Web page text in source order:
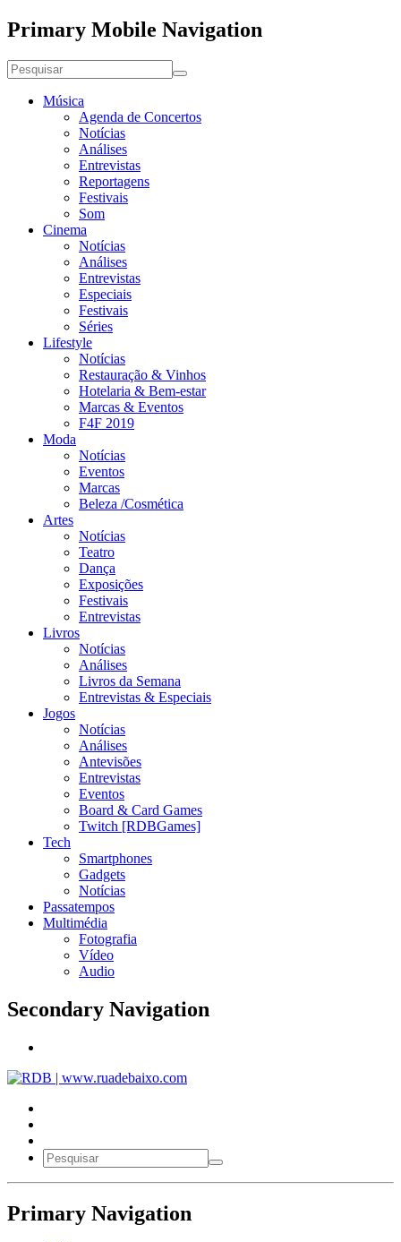
Primary Mobile Navigation
Música
Agenda de Concertos
Notícias
Análises
Entrevistas
Reportagens
Festivais
Som
Cinema
Notícias
Análises
Entrevistas
Especiais
Festivais
Séries
Lifestyle
Notícias
Restauração & Vinhos
Hotelaria & Bem-estar
Marcas & Eventos
F4F 2019
Moda
Notícias
Eventos
Marcas
Beleza /Cosmética
Artes
Notícias
Teatro
Dança
Exposições
Festivais
Entrevistas
Livros
Notícias
Análises
Livros da Semana
Entrevistas & Especiais
Jogos
Notícias
Análises
Antevisões
Entrevistas
Eventos
Board & Card Games
Twitch [RDBGames]
Tech
Smartphones
Gadgets
Notícias
Passatempos
Multimédia
Fotografia
Vídeo
Audio
Secondary Navigation
Primary Navigation